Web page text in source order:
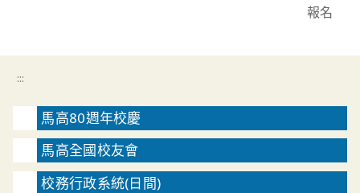
報名
:::
馬高80週年校慶
馬高全國校友會
校務行政系統(日間)